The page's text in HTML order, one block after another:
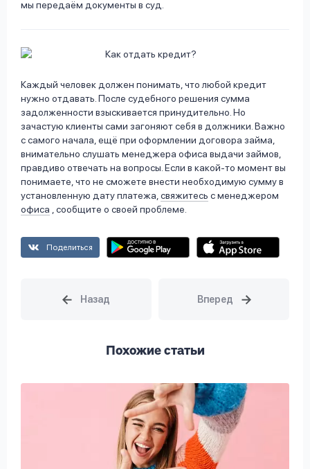
мы передаём документы в суд.
Каждый человек должен понимать, что любой кредит
нужно отдавать. После судебного решения сумма
задолженности взыскивается принудительно. Но
зачастую клиенты сами загоняют себя в должники. Важно
с самого начала, ещё при оформлении договора займа,
внимательно слушать менеджера офиса выдачи займов,
правдиво отвечать на вопросы. Если в какой-то момент вы
понимаете, что не сможете внести необходимую сумму в
установленную дату платежа, свяжитесь с менеджером
офиса , сообщите о своей проблеме.
Поделиться
Похожие статьи